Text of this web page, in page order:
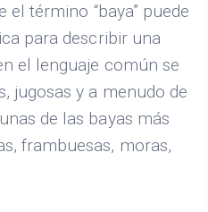
término “baya” puede
para describir una
el lenguaje común se
jugosas y a menudo de
de las bayas más
frambuesas, moras,